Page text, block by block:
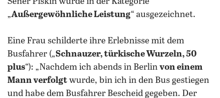
„Außergewöhnliche Leistung“ ausgezeichnet.
Eine Frau schilderte ihre Erlebnisse mit dem
Busfahrer („Schnauzer, türkische Wurzeln, 50
plus“): „Nachdem ich abends in Berlin von einem
Mann verfolgt wurde, bin ich in den Bus gestiegen
und habe dem Busfahrer Bescheid gegeben. Der